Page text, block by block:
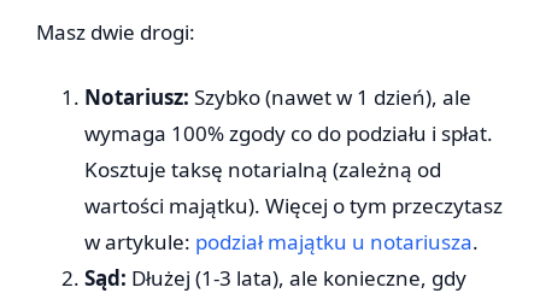
Masz dwie drogi:
Notariusz: Szybko (nawet w 1 dzień), ale
wymaga 100% zgody co do podziału i spłat.
Kosztuje taksę notarialną (zależną od
wartości majątku). Więcej o tym przeczytasz
w artykule: podział majątku u notariusza.
Sąd: Dłużej (1-3 lata), ale konieczne, gdy